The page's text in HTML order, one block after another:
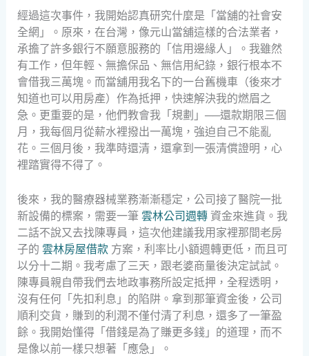
經過這次事件，我開始認真研究什麼是「當舖的社會安
全網」。原來，在台灣，像元山當舖這樣的合法業者，
承擔了許多銀行不願意服務的「信用邊緣人」。我雖然
有工作，但年輕、無擔保品、無信用紀錄，銀行根本不
會借我三萬塊。而當舖用我名下的一台舊機車（後來才
知道也可以用房產）作為抵押，快速解決我的燃眉之
急。更重要的是，他們教會我「規劃」──還款期限三個
月，我每個月從薪水裡撥出一萬塊，強迫自己不能亂
花。三個月後，我準時還清，還拿到一張清償證明，心
裡踏實得不得了。
後來，我的醫療器械業務漸漸穩定，公司接了醫院一批
新設備的標案，需要一筆 雲林公司週轉資金來進貨。我
二話不說又去找陳專員，這次他建議我用家裡那間老房
子的 雲林房屋借款方案，利率比小額週轉更低，而且可
以分十二期。我考慮了三天，跟老婆商量後決定試試。
陳專員親自帶我們去地政事務所設定抵押，全程透明，
沒有任何「先扣利息」的陷阱。拿到那筆資金後，公司
順利交貨，賺到的利潤不僅付清了利息，還多了一筆盈
餘。我開始懂得「借錢是為了賺更多錢」的道理，而不
是像以前一樣只想著「應急」。